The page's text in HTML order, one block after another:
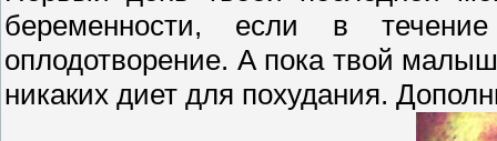
беременности, если в
оплодотворение. А пока твой
никаких диет для похудания.